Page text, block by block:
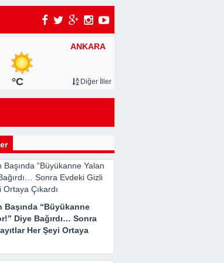
ANKARA
°C Diğer İller
Başında “Büyükanne
Diye Bağırdı… Sonra
Her Şeyi Ortaya